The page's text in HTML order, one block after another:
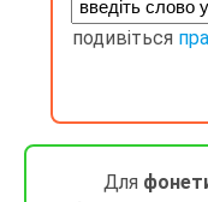
подивіться
Для